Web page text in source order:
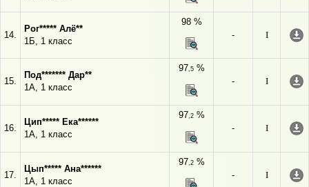
14.
Рог***** Алё**
1Б, 1 класс
98 %
-
I
15.
Под******* Дар**
1А, 1 класс
97,5%
-
I
16.
Цип***** Ека******
1А, 1 класс
97,2%
-
I
17.
Цып***** Ана******
1А, 1 класс
97,2%
-
I